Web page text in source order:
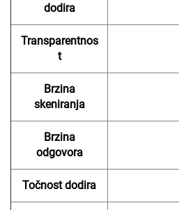
dodira
Transparentnos
t
Brzina
skeniranja
Brzina
odgovora
Točnost dodira